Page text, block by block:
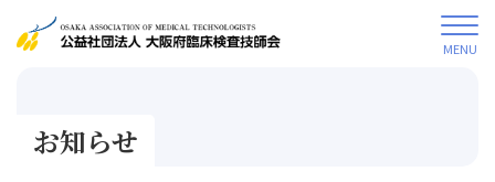
MENU
お知らせ